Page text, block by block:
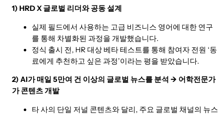
1) HRD X 글로벌 리더와 공동 설계
실제 필드에서 사용하는 고급 비즈니스 영어에 대한 연구
를 통해 차별화된 과정을 개발했습니다.
정식 출시 전, HR 대상 베타 테스트를 통해 참여자 전원 ‘동
료에게 추천하고 싶은 과정’이라는 평을 받았습니다.
2) AI가 매일 5만여 건 이상의 글로벌 뉴스를 분석 → 어학전문가
가 콘텐츠 개발
타 사의 단일 저널 콘텐츠와 달리, 주요 글로벌 채널의 뉴스